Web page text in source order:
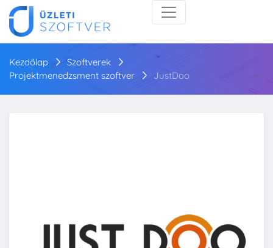
Kezdőlap
Szoftverek
Projektmenedzsment szoftver
JustDoo